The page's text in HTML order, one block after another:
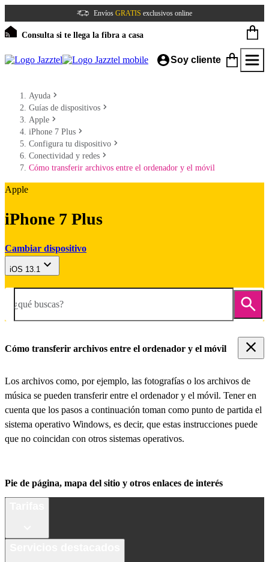
Envíos GRATIS exclusivos online
Consulta si te llega la fibra a casa
Soy cliente
Ayuda
Guías de dispositivos
Apple
iPhone 7 Plus
Configura tu dispositivo
Conectividad y redes
Cómo transferir archivos entre el ordenador y el móvil
Apple
iPhone 7 Plus
Cambiar dispositivo
iOS 13.1
¿qué buscas?
Cómo transferir archivos entre el ordenador y el móvil
Los archivos como, por ejemplo, las fotografías o los archivos de
música se pueden transferir entre el ordenador y el móvil. Tener en
cuenta que los pasos a continuación toman como punto de partida el
sistema operativo Windows, es decir, que estas instrucciones puede
que no coincidan con otros sistemas operativos.
Pie de página, mapa del sitio y otros enlaces de interés